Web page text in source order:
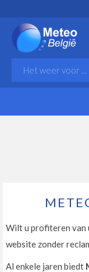
Wilt u profiteren van
website zonder
Al enkele jaren biedt